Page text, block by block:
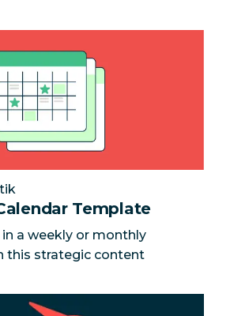
Template
a weekly or monthly
this strategic content
Template